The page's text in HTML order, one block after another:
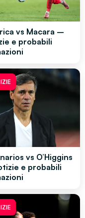
vs Macara –
e probabili
vs O’Higgins
e probabili